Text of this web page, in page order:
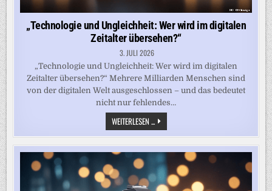
„Technologie und Ungleichheit: Wer wird im digitalen
Zeitalter übersehen?“
3. JULI 2026
„Technologie und Ungleichheit: Wer wird im digitalen
Zeitalter übersehen?“ Mehrere Milliarden Menschen sind
von der digitalen Welt ausgeschlossen – und das bedeutet
nicht nur fehlendes…
WEITERLESEN ...„TECHNOLOGIE
UND
UNGLEICHHEIT:
WER
WIRD
IM
DIGITALEN
ZEITALTER
ÜBERSEHEN?“